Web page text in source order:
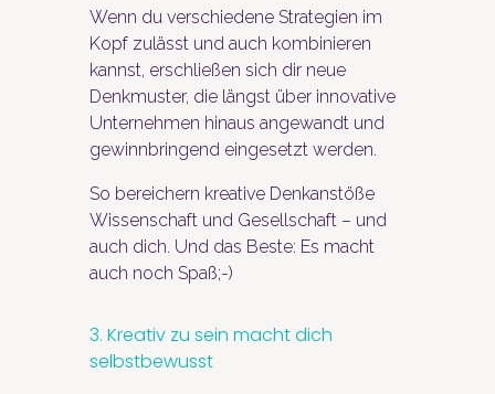
Wenn du verschiedene Strategien im
Kopf zulässt und auch kombinieren
kannst, erschließen sich dir neue
Denkmuster, die längst über innovative
Unternehmen hinaus angewandt und
gewinnbringend eingesetzt werden.
So bereichern kreative Denkanstöße
Wissenschaft und Gesellschaft – und
auch dich. Und das Beste: Es macht
auch noch Spaß;-)
3. Kreativ zu sein macht dich
selbstbewusst